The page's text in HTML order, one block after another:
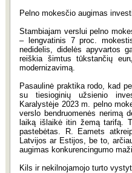
Pelno mokesčio augimas
Stambiajam verslui pelno
– lengvatinis 7 proc.
nedidelis, didelės apyvartos
reiškia šimtus tūkstančių
modernizavimą.
Pasaulinė praktika rodo, kad
su tiesioginių užsienio
Karalystėje 2023 m. pelno
verslo bendruomenės nerimą
laiką išlaikė itin žemą tarifą.
pastebėtas. R. Eamets
Latvijos ar Estijos, be to,
augimas konkurencingumo
Kils ir nekilnojamojo turto